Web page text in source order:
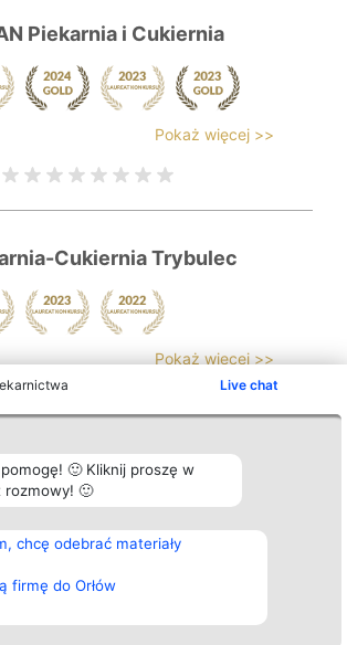
Live chat
🙂 Kliknij proszę w
🙂
chcę odebrać materiały
firmę do Orłów
Piekarnia i Cukiernia
Pokaż więcej >>
Cukiernia Trybulec
Pokaż więcej >>
o.
Plebiscyt
Laureaci
Lista
wszystkich
Laureatów
Regulamin
Polityka
Kontakt